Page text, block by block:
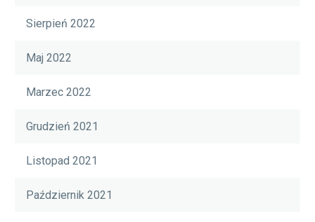
Sierpień 2022
Maj 2022
Marzec 2022
Grudzień 2021
Listopad 2021
Październik 2021